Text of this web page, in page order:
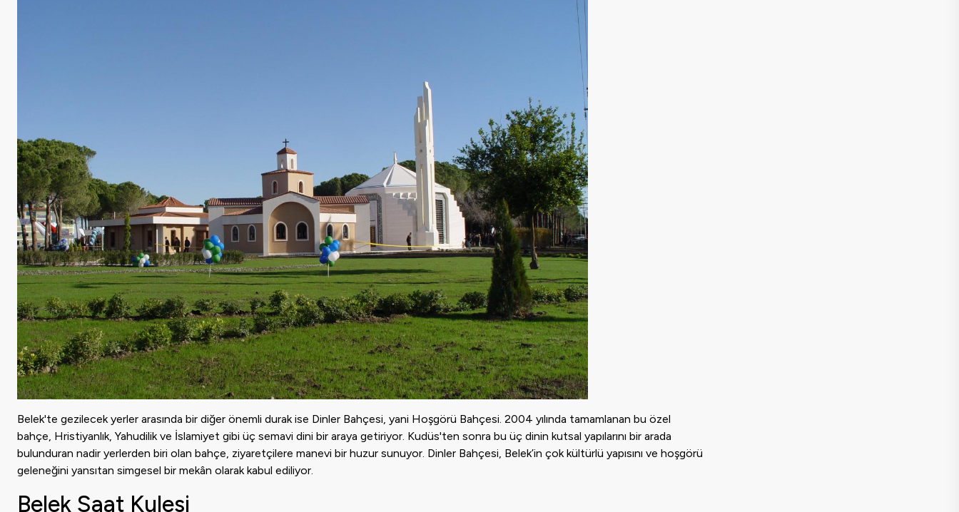
Belek'te gezilecek yerler arasında bir diğer önemli durak ise Dinler Bahçesi, yani Hoşgörü Bahçesi. 2004 yılında tamamlanan bu özel
bahçe, Hristiyanlık, Yahudilik ve İslamiyet gibi üç semavi dini bir araya getiriyor. Kudüs'ten sonra bu üç dinin kutsal yapılarını bir arada
bulunduran nadir yerlerden biri olan bahçe, ziyaretçilere manevi bir huzur sunuyor. Dinler Bahçesi, Belek’in çok kültürlü yapısını ve hoşgörü
geleneğini yansıtan simgesel bir mekân olarak kabul ediliyor.
Belek Saat Kulesi